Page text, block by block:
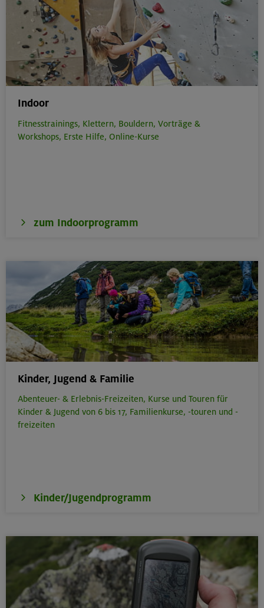
Indoor
Fitnesstrainings, Klettern, Bouldern, Vorträge &
Workshops, Erste Hilfe, Online-Kurse
zum Indoorprogramm
Kinder, Jugend & Familie
Abenteuer- & Erlebnis-Freizeiten, Kurse und Touren für
Kinder & Jugend von 6 bis 17, Familienkurse, -touren und -
freizeiten
Kinder/Jugendprogramm